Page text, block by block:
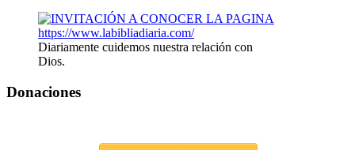
Diariamente cuidemos nuestra relación con
Dios.
Donaciones